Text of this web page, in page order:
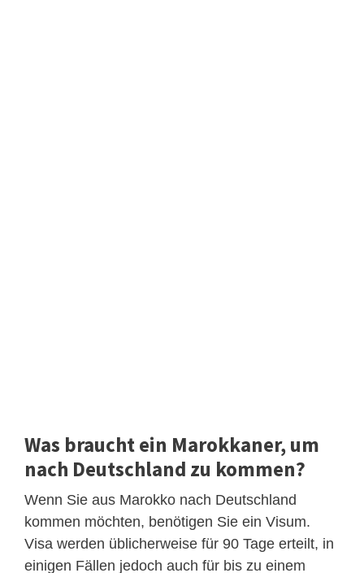
Was braucht ein Marokkaner, um
nach Deutschland zu kommen?
Wenn Sie aus Marokko nach Deutschland
kommen möchten, benötigen Sie ein Visum.
Visa werden üblicherweise für 90 Tage erteilt, in
einigen Fällen jedoch auch für bis zu einem